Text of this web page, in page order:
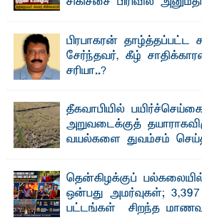
பாண்டிருப்பு ...பிரபாகரன் தாழ்த்தப்பட்ட
சேர்ந்தவர், கீழ்
சரியா..?
தீகவாபியில்
அறுவடைக்குத்
வயல்களை துவம்சம்
காணப்பட்ட பல ...தென்கிழக்குப்
ஒன்பது அமர்வுகள்; 3,397
பட்டங்கள் – சிறந்த